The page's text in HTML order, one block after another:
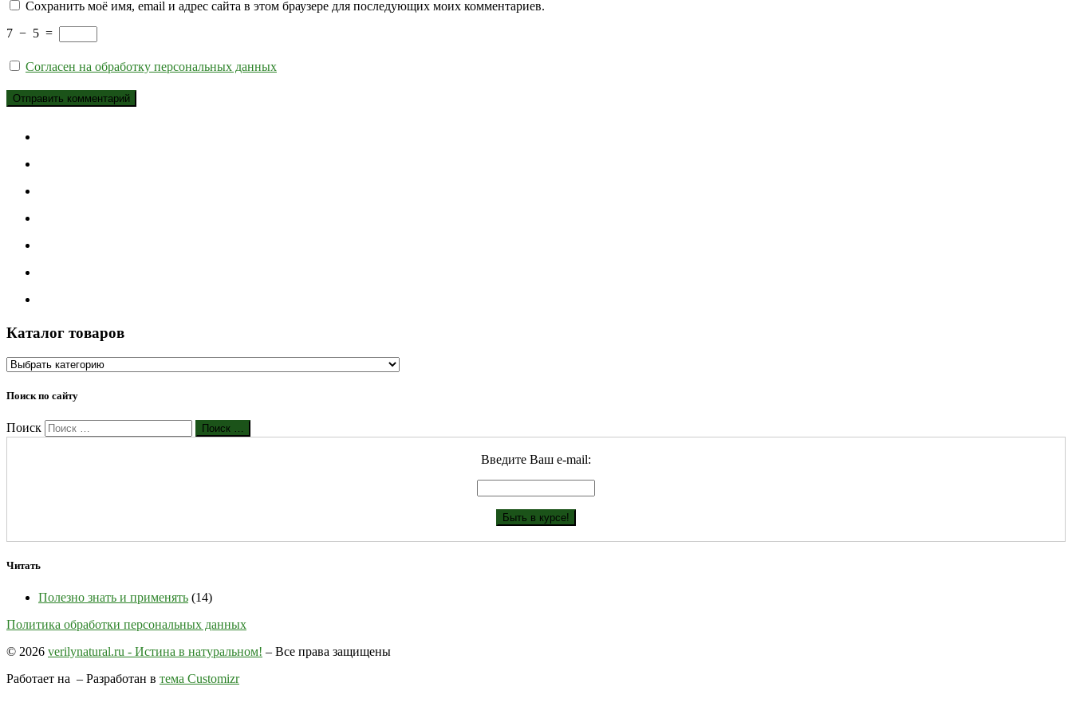
Сохранить моё имя, email и адрес сайта в этом браузере для последующих моих комментариев.
7 − 5 =
Согласен на обработку персональных данных
Каталог товаров
Поиск по сайту
Поиск Поиск …
Введите Ваш е-mail:
Читать
Полезно знать и применять (14)
Политика обработки персональных данных
© 2026 verilynatural.ru - Истина в натуральном! – Все права защищены
Работает на – Разработан в тема Customizr